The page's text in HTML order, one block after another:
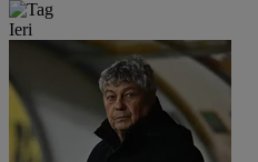
Ieri